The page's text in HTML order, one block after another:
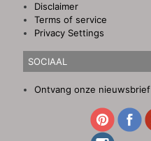
Disclaimer
Terms of service
Privacy Settings
SOCIAAL
Ontvang onze nieuwsbrief